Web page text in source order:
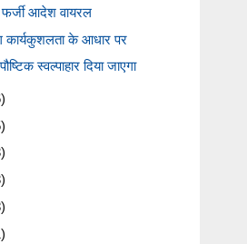
फर्जी आदेश वायरल
कार्यकुशलता के आधार पर
स्वल्पाहार दिया जाएगा